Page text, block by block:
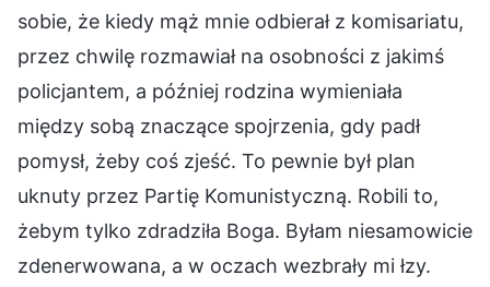
sobie, że kiedy mąż mnie odbierał z komisariatu,
przez chwilę rozmawiał na osobności z jakimś
policjantem, a później rodzina wymieniała
między sobą znaczące spojrzenia, gdy padł
pomysł, żeby coś zjeść. To pewnie był plan
uknuty przez Partię Komunistyczną. Robili to,
żebym tylko zdradziła Boga. Byłam niesamowicie
zdenerwowana, a w oczach wezbrały mi łzy.